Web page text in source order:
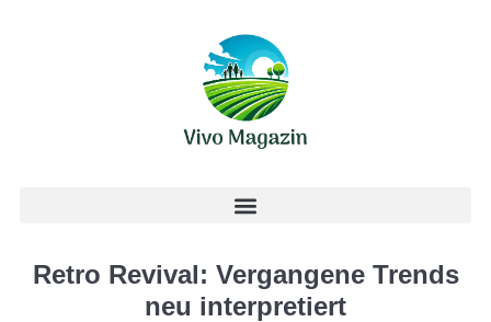
Retro Revival: Vergangene Trends
neu interpretiert